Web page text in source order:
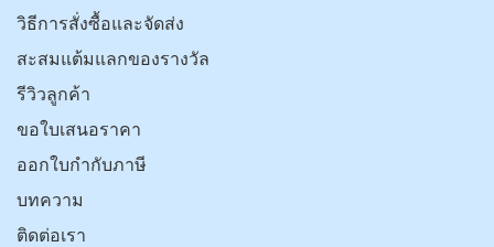
วิธีการสั่งซื้อและจัดส่ง
สะสมแต้มแลกของรางวัล
รีวิวลูกค้า
ขอใบเสนอราคา
ออกใบกำกับภาษี
บทความ
ติดต่อเรา